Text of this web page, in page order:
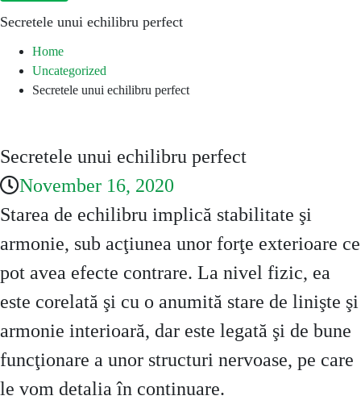
Secretele unui echilibru perfect
Home
Uncategorized
Secretele unui echilibru perfect
Secretele unui echilibru perfect
November 16, 2020
Starea de echilibru implică stabilitate şi
armonie, sub acţiunea unor forţe exterioare ce
pot avea efecte contrare. La nivel fizic, ea
este corelată şi cu o anumită stare de linişte şi
armonie interioară, dar este legată şi de bune
funcţionare a unor structuri nervoase, pe care
le vom detalia în continuare.